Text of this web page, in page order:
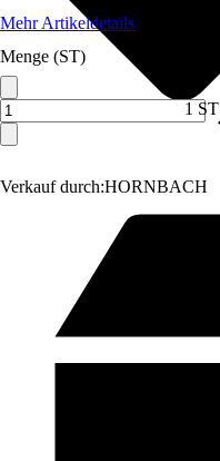
Verkauf durch:HORNBACH
Mehr Artikeldetails
Menge (ST)
1 ST